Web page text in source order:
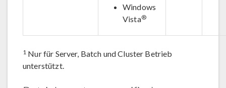
Windows
Vista®
1 Nur für Server, Batch und Cluster Betrieb
unterstützt.